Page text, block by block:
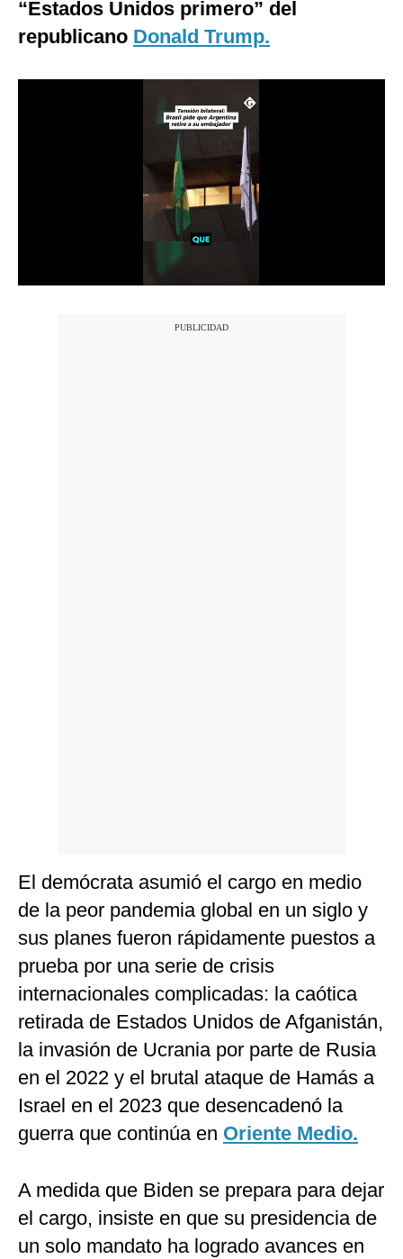
“Estados Unidos primero” del
republicano Donald Trump.
El demócrata asumió el cargo en medio
de la peor pandemia global en un siglo y
sus planes fueron rápidamente puestos a
prueba por una serie de crisis
internacionales complicadas: la caótica
retirada de Estados Unidos de Afganistán,
la invasión de Ucrania por parte de Rusia
en el 2022 y el brutal ataque de Hamás a
Israel en el 2023 que desencadenó la
guerra que continúa en Oriente Medio.
A medida que Biden se prepara para dejar
el cargo, insiste en que su presidencia de
un solo mandato ha logrado avances en